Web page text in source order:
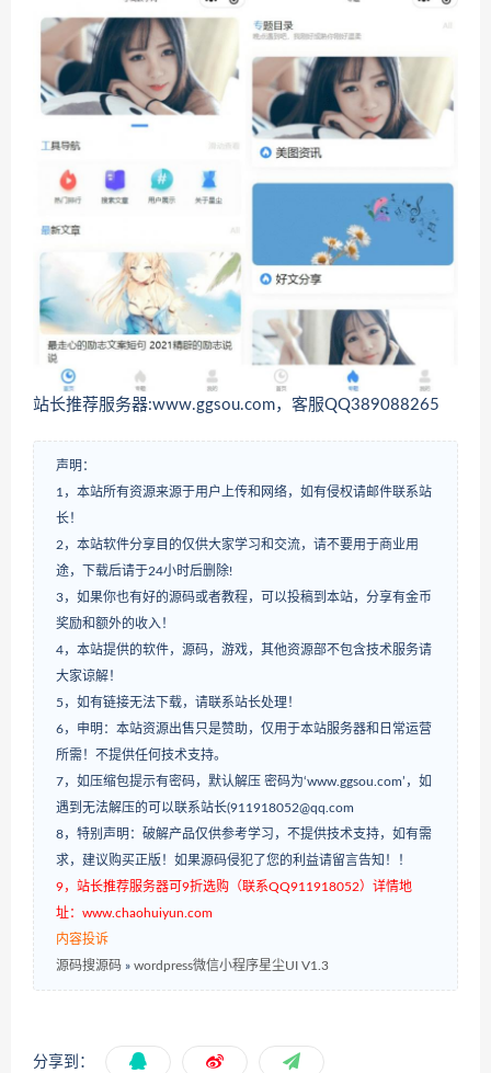
站长推荐服务器:www.ggsou.com，客服QQ389088265
声明：
1，本站所有资源来源于用户上传和网络，如有侵权请邮件联系站
长！
2，本站软件分享目的仅供大家学习和交流，请不要用于商业用
途，下载后请于24小时后删除!
3，如果你也有好的源码或者教程，可以投稿到本站，分享有金币
奖励和额外的收入！
4，本站提供的软件，源码，游戏，其他资源部不包含技术服务请
大家谅解！
5，如有链接无法下载，请联系站长处理！
6，申明：本站资源出售只是赞助，仅用于本站服务器和日常运营
所需！不提供任何技术支持。
7，如压缩包提示有密码，默认解压 密码为‘www.ggsou.com’，如
遇到无法解压的可以联系站长(911918052@qq.com
8，特别声明：破解产品仅供参考学习，不提供技术支持，如有需
求，建议购买正版！如果源码侵犯了您的利益请留言告知！！
9，站长推荐服务器可9折选购（联系QQ911918052）详情地
址：www.chaohuiyun.com
内容投诉
源码搜源码 » wordpress微信小程序星尘UI V1.3
分享到：